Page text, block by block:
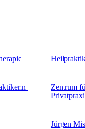
Zentrum
Jürgen